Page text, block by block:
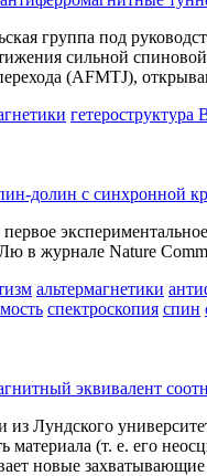
группа под
сильной
(AFMTJ),
гетероструктура
долин с синхронной
в журнале Nature
альтермагнетики
спектроскопия спин
эквивалент
из Лундского
материала (т. е. его
новые